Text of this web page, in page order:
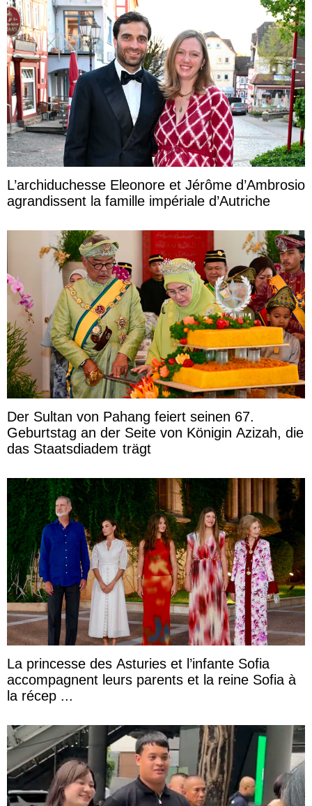
L’archiduchesse Eleonore et Jérôme d’Ambrosio
agrandissent la famille impériale d’Autriche
Der Sultan von Pahang feiert seinen 67.
Geburtstag an der Seite von Königin Azizah, die
das Staatsdiadem trägt
La princesse des Asturies et l’infante Sofia
accompagnent leurs parents et la reine Sofia à
la récep ...